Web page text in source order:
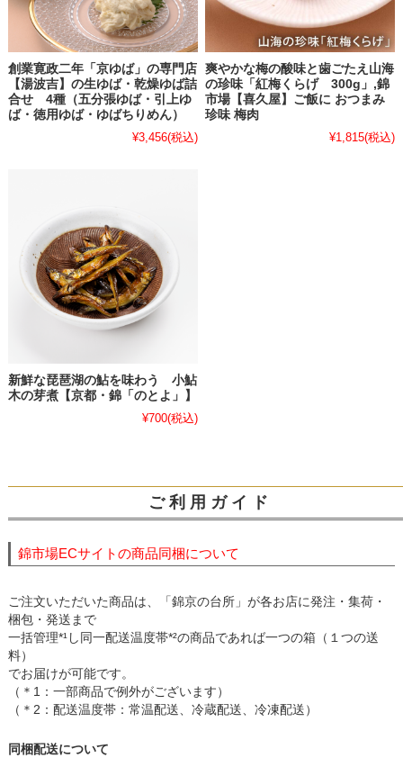
創業寛政二年「京ゆば」の専門店
【湯波吉】の生ゆば・乾燥ゆば詰
合せ 4種（五分張ゆば・引上ゆ
ば・徳用ゆば・ゆばちりめん）
¥3,456(税込)
爽やかな梅の酸味と歯ごたえ山海
の珍味「紅梅くらげ 300g」,錦
市場【喜久屋】ご飯に おつまみ
珍味 梅肉
¥1,815(税込)
新鮮な琵琶湖の鮎を味わう 小鮎
木の芽煮【京都・錦「のとよ」】
¥700(税込)
ご 利 用 ガ イ ド
錦市場ECサイトの商品同梱について
ご注文いただいた商品は、「錦京の台所」が各お店に発注・集荷・
梱包・発送まで
一括管理*¹し同一配送温度帯*²の商品であれば一つの箱（１つの送
料）
でお届けが可能です。
（＊1：一部商品で例外がございます）
（＊2：配送温度帯：常温配送、冷蔵配送、冷凍配送）
同梱配送について